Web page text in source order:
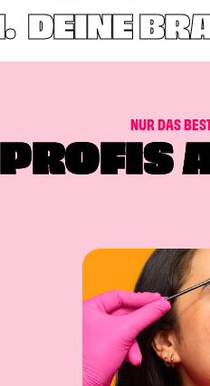
NURDASBES
PROFIS